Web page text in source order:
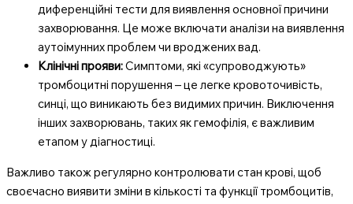
диференційні тести для виявлення основної причини
захворювання. Це може включати аналізи на виявлення
аутоімунних проблем чи вроджених вад.
Клінічні прояви:Симптоми, які «супроводжують»
тромбоцитні порушення – це легке кровоточивість,
синці, що виникають без видимих причин. Виключення
інших захворювань, таких як гемофілія, є важливим
етапом у діагностиці.
Важливо також регулярно контролювати стан крові, щоб
своєчасно виявити зміни в кількості та функції тромбоцитів,